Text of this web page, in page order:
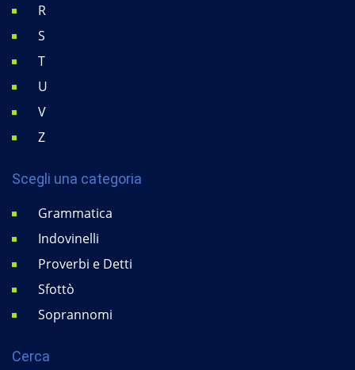
R
S
T
U
V
Z
Scegli una categoria
Grammatica
Indovinelli
Proverbi e Detti
Sfottò
Soprannomi
Cerca